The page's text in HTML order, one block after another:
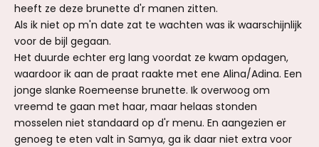
heeft ze deze brunette d'r manen zitten.
Als ik niet op m'n date zat te wachten was ik waarschijnlijk
voor de bijl gegaan.
Het duurde echter erg lang voordat ze kwam opdagen,
waardoor ik aan de praat raakte met ene Alina/Adina. Een
jonge slanke Roemeense brunette. Ik overwoog om
vreemd te gaan met haar, maar helaas stonden
mosselen niet standaard op d'r menu. En aangezien er
genoeg te eten valt in Samya, ga ik daar niet extra voor